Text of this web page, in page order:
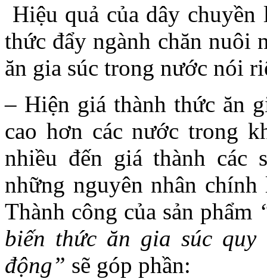
Hiệu quả của dây
thức đẩy ngành chăn nuôi
ăn gia súc trong nước nói
– Hiện giá thành thức ăn
cao hơn các nước trong
nhiều đến giá thành các
những nguyên nhân
Thành công của sản phẩm
biến thức ăn gia súc
động” sẽ góp phần: